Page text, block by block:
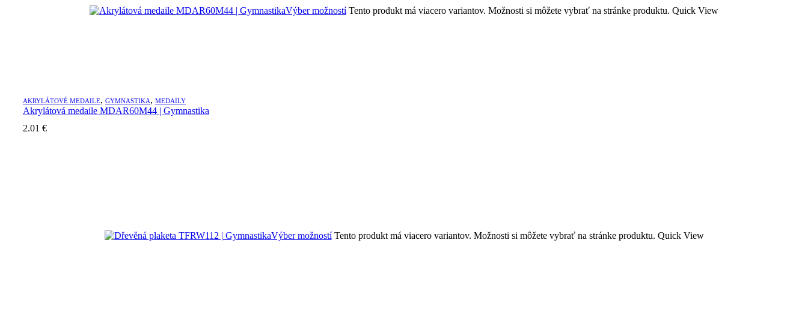
Výber možností Tento produkt má viacero variantov. Možnosti si môžete vybrať na stránke produktu. Quick View
AKRYLÁTOVÉ MEDAILE, GYMNASTIKA, MEDAILY
Akrylátová medaile MDAR60M44 | Gymnastika
2.01 €
Výber možností Tento produkt má viacero variantov. Možnosti si môžete vybrať na stránke produktu. Quick View